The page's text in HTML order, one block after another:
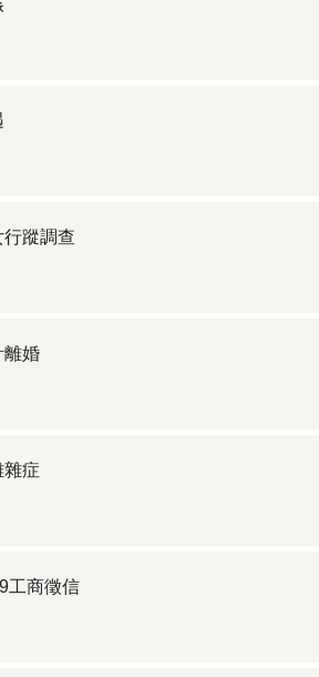
行蹤調查
離婚
雜症
工商徵信